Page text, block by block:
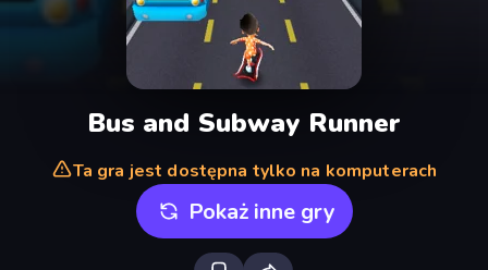
Bus and Subway Runner
Ta gra jest dostępna tylko na komputerach
Pokaż inne gry